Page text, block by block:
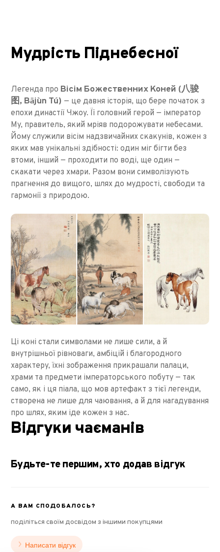
Мудрість Піднебесної
Легенда про Вісім Божественних Коней (八骏
图, Bājùn Tú) — це давня історія, що бере початок з
епохи династії Чжоу. Її головний герой — імператор
Му, правитель, який мріяв подорожувати небесами.
Йому служили вісім надзвичайних скакунів, кожен з
яких мав унікальні здібності: один міг бігти без
втоми, інший — проходити по воді, ще один —
скакати через хмари. Разом вони символізують
прагнення до вищого, шлях до мудрості, свободи та
гармонії з природою.
Ці коні стали символами не лише сили, а й
внутрішньої рівноваги, амбіцій і благородного
характеру, їхні зображення прикрашали палаци,
храми та предмети імператорського побуту — так
само, як і ця піала, що мов артефакт з тієї легенди,
створена не лише для чаювання, а й для нагадування
про шлях, яким іде кожен з нас.
Відгуки чаєманів
Будьте-те першим, хто додав відгук
А ВАМ СПОДОБАЛОСЬ?
поділіться своїм досвідом з іншими покупцями
Написати відгук